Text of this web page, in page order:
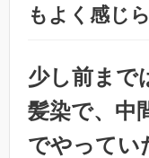
もよく感じ
少し前まで
髪染で、中
でやってい